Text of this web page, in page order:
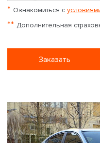
* Ознакомиться с
** Дополнительная
Заказать